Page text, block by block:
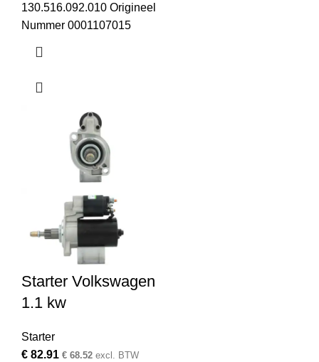
130.516.092.010 Origineel
Nummer 0001107015
Starter Volkswagen
1.1 kw
Starter
€ 82.91 € 68.52 excl. BTW